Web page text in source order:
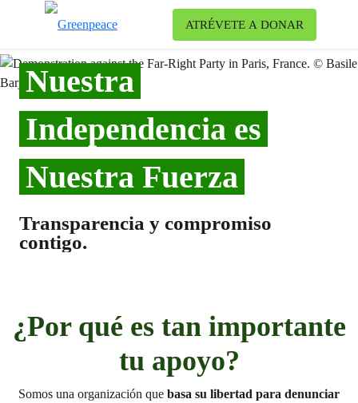
ATRÉVETE A DONAR
Nuestra
Independencia es
Nuestra Fuerza
Transparencia y compromiso
contigo.
¿Por qué es tan importante
tu apoyo?
Somos una organización que basa su libertad para denunciar